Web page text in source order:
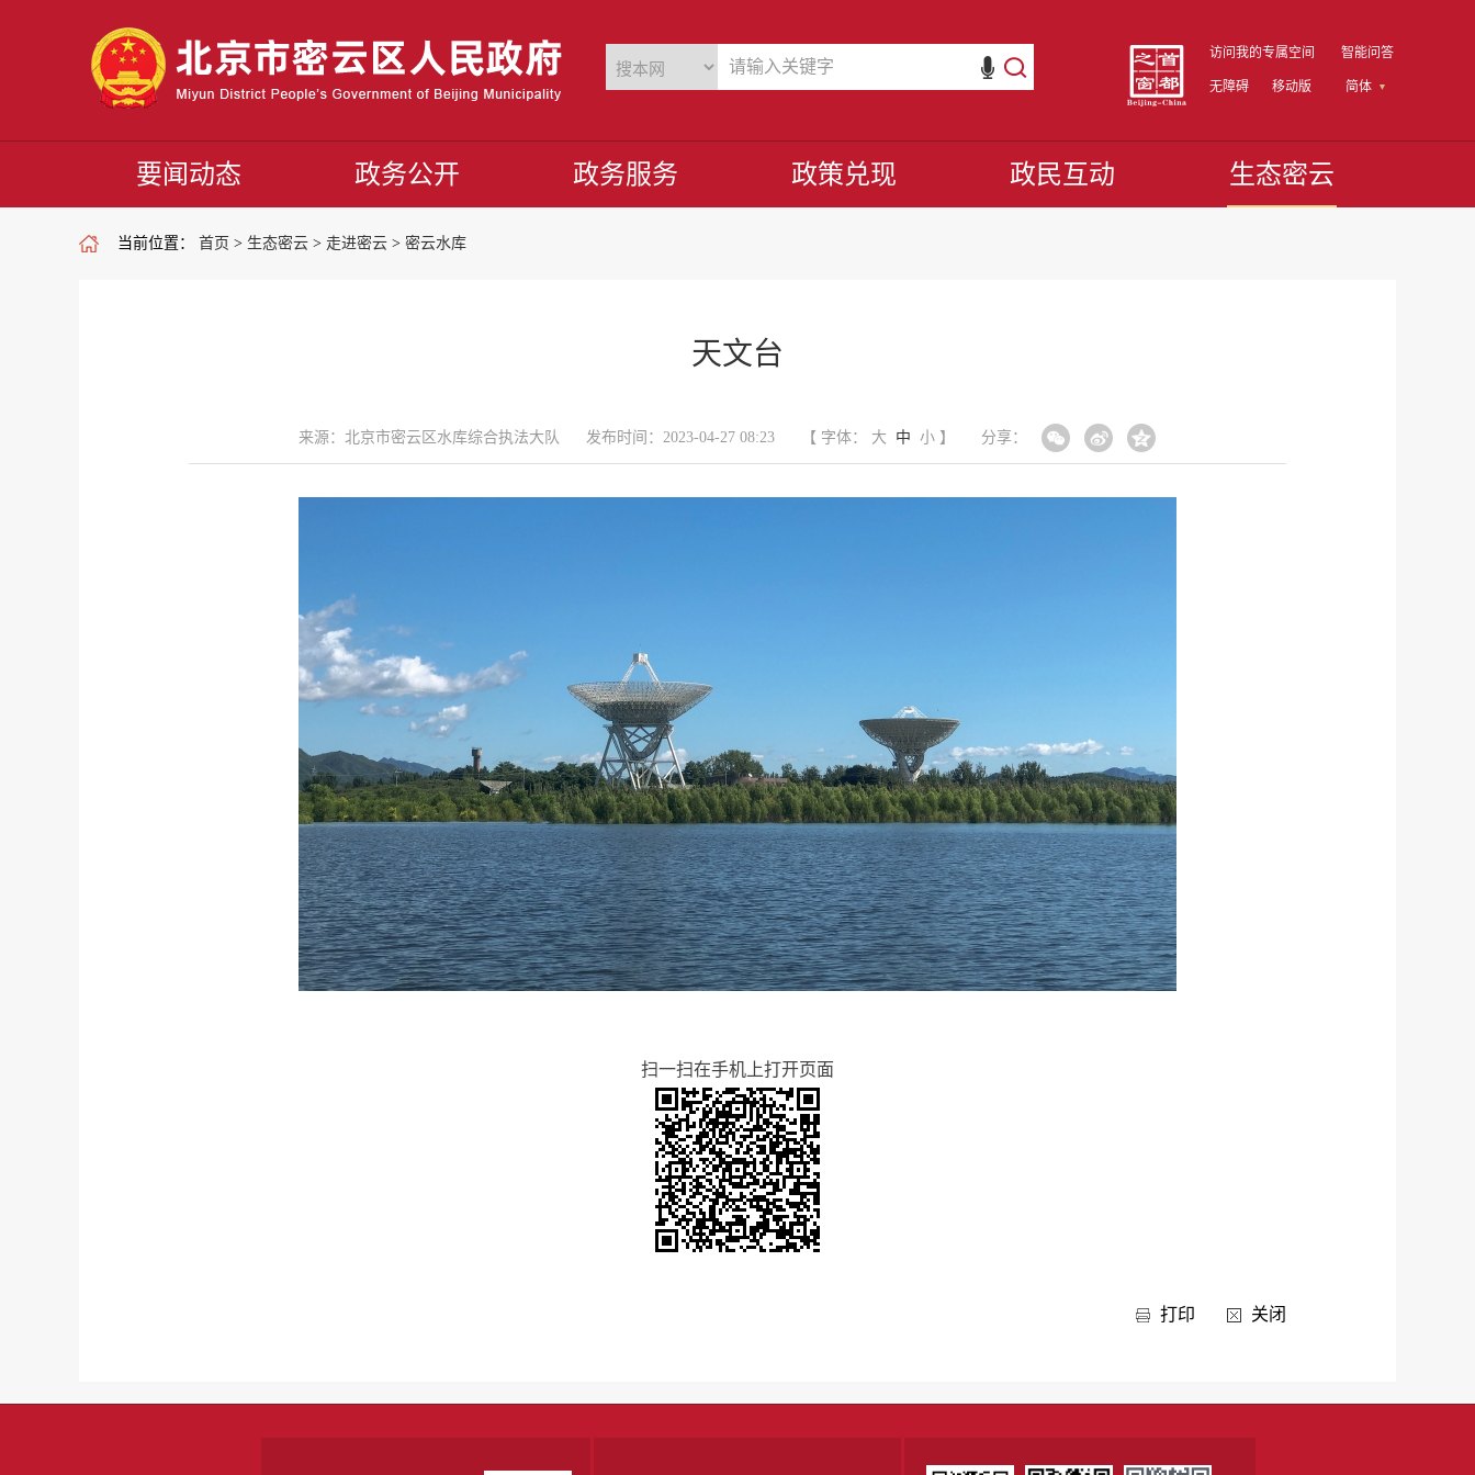
访问我的专属空间 智能问答
无障碍 移动版 简体
要闻动态 政务公开 政务服务 政策兑现 政民互动 生态密云
当前位置： 首页 > 生态密云 > 走进密云 > 密云水库
天文台
来源：北京市密云区水库综合执法大队 发布时间：2023-04-27 08:23 【 字体： 大 中 小】 分享：
扫一扫在手机上打开页面
打印 关闭